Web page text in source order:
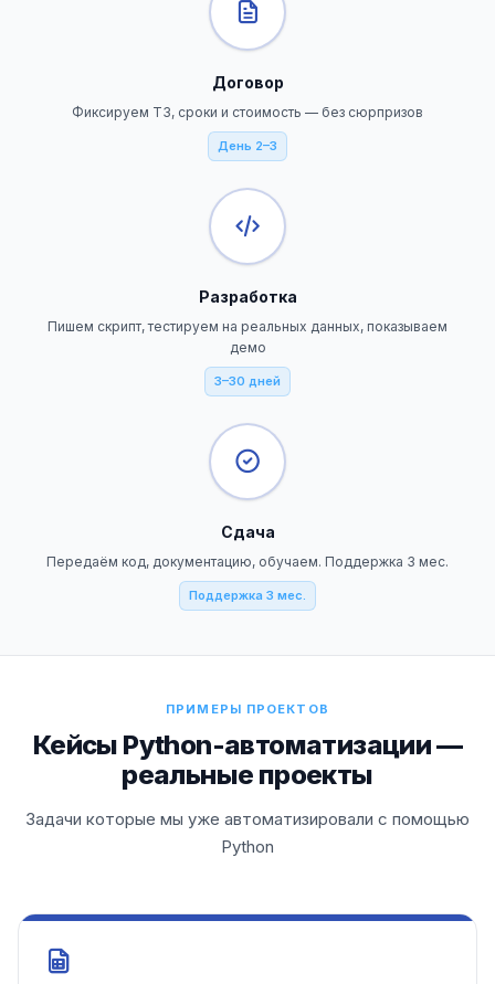
Договор
Фиксируем ТЗ, сроки и стоимость — без сюрпризов
День 2–3
Разработка
Пишем скрипт, тестируем на реальных данных, показываем
демо
3–30 дней
Сдача
Передаём код, документацию, обучаем. Поддержка 3 мес.
Поддержка 3 мес.
ПРИМЕРЫ ПРОЕКТОВ
Кейсы Python-автоматизации —
реальные проекты
Задачи которые мы уже автоматизировали с помощью
Python